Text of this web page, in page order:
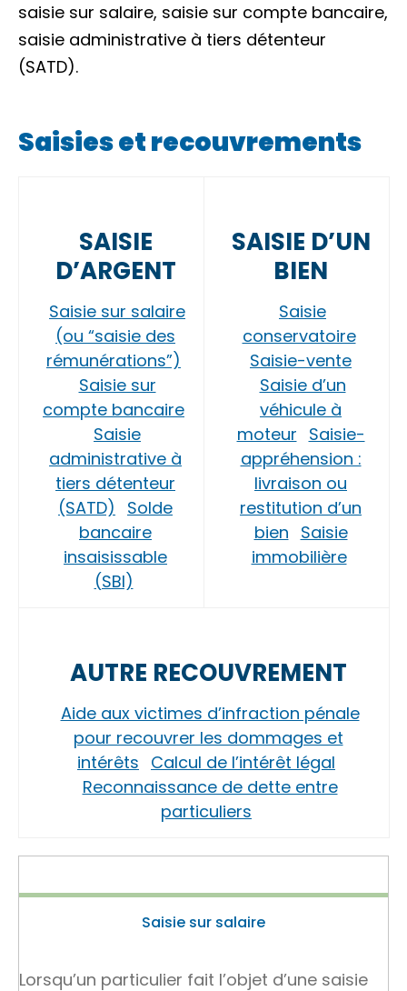
saisie sur salaire, saisie sur compte bancaire,
saisie administrative à tiers détenteur
(SATD).
Saisies et recouvrements
SAISIE
D’ARGENT
Saisie sur salaire
(ou “saisie des
rémunérations”)
Saisie sur
compte bancaire
Saisie
administrative à
tiers détenteur
(SATD)
Solde
bancaire
insaisissable
(SBI)
SAISIE D’UN
BIEN
Saisie
conservatoire
Saisie-vente
Saisie d’un
véhicule à
moteur Saisie-
appréhension :
livraison ou
restitution d’un
bien Saisie
immobilière
AUTRE RECOUVREMENT
Aide aux victimes d’infraction pénale
pour recouvrer les dommages et
intérêts Calcul de l’intérêt légal
Reconnaissance de dette entre
particuliers
Saisie sur salaire
Lorsqu’un particulier fait l’objet d’une saisie